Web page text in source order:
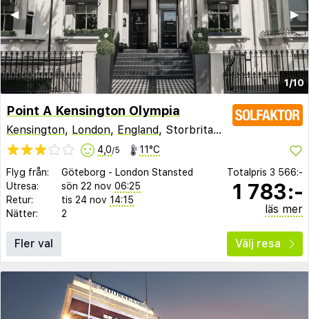
1/10
▶︎
◀︎
Point A Kensington Olympia
Kensington, London, England, Storbritannien
4,0/5 11°C
Flyg från: Göteborg - London Stansted
Utresa:
sön 22 nov 06:25
Retur:
tis 24 nov 14:15
Nätter:
2
Totalpris 3 566:-
1 783:-
läs mer
Fler val Välj resa